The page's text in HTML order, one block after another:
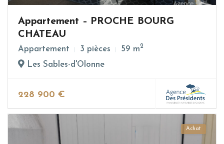
Appartement – PROCHE BOURG
CHATEAU
Appartement 3 pièces 59 m2
Les Sables-d'Olonne
228 900 €
Achat